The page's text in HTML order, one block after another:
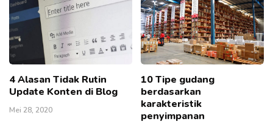
4 Alasan Tidak Rutin
Update Konten di Blog
Mei 28, 2020
10 Tipe gudang
berdasarkan
karakteristik
penyimpanan